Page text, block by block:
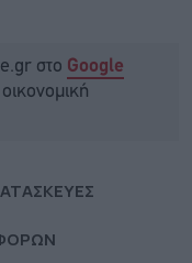
στο Google